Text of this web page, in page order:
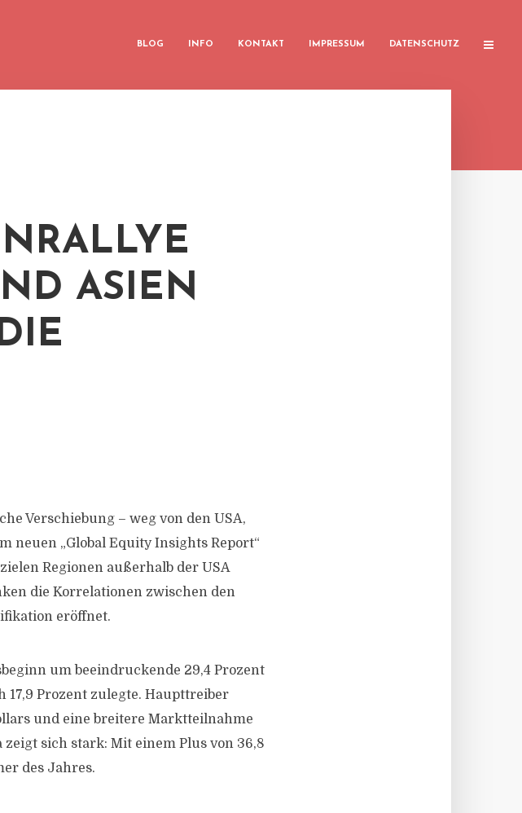
BLOG INFO KONTAKT IMPRESSUM DATENSCHUTZ
ASIEN
Verschiebung – weg von den USA,
neuen „Global Equity Insights Report“
Regionen außerhalb der USA
die Korrelationen zwischen den
eröffnet.
um beeindruckende 29,4 Prozent
Prozent zulegte. Haupttreiber
und eine breitere Marktteilnahme
sich stark: Mit einem Plus von 36,8
des Jahres.